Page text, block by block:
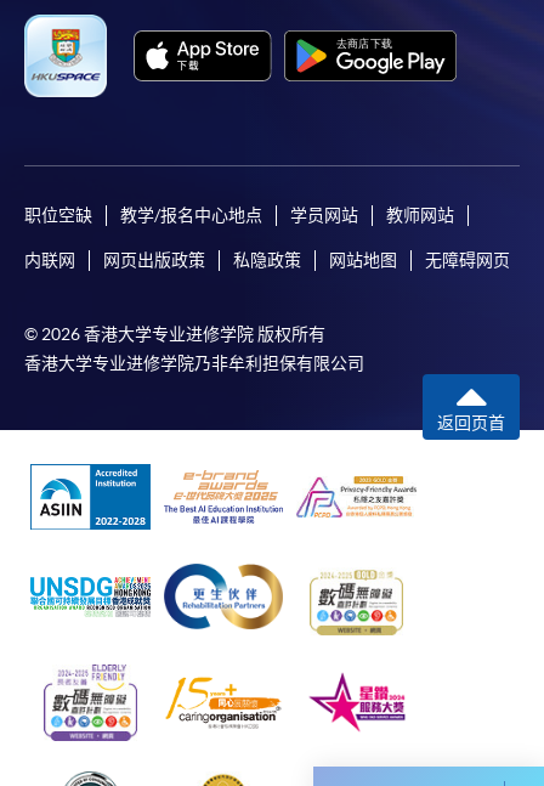
VISA 或 Mastercard、「微信支付」(Online WeChat
Pay) 、「支付寶」(Online Alipay) 或 「轉數快」(FPS)
繳付學費。
報讀新課程
凡以「先到先得」為取錄方式的課程，請填妥
SF26報名表，親往報名中心或以郵遞方式連同學
申請學歷頒授及專業課程可能需要其他資料，報名
表格後，請連同報名費/學費以及所需證明文件親
往報名中心或以郵遞方式遞交。
報讀同一學歷頒授課程內其他單元
​學院為學歷頒授課程特設「註冊及學費通知」，適
职位空缺 教学/报名中心地点 学员网站 教师网站
内联网 网页出版政策 私隐政策 网站地图 无障碍网页
© 2026 香港大学专业进修学院 版权所有
香港大学专业进修学院乃非牟利担保有限公司
返回页首